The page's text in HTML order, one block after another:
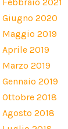
Giugno 2020
Maggio 2019
Aprile 2019
Marzo 2019
Gennaio 2019
Ottobre 2018
Agosto 2018